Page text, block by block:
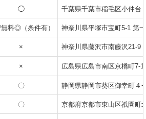
◯ 千葉県千葉市稲毛区小仲台
料◎（条件有） 神奈川県平塚市宝町5-1 第
× 神奈川県藤沢市南藤沢21-
× 広島県広島市南区京橋町7-
〇 静岡県静岡市葵区御幸町４
〇 京都府京都市東山区祇園町